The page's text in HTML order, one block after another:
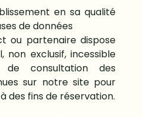
en sa qualité
de données
ou partenaire dispose
non exclusif, incessible
de consultation des
sur notre site pour
des fins de réservation.